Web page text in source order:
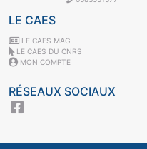
LE CAES
LE CAES MAG
LE CAES DU CNRS
MON COMPTE
RÉSEAUX SOCIAUX